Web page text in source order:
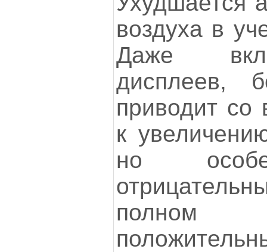
воздуха в
Даже
дисплеев,
приводит
к
но
полном